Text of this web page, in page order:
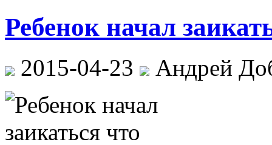
Ребенок начал
2015-04-23 Андрей